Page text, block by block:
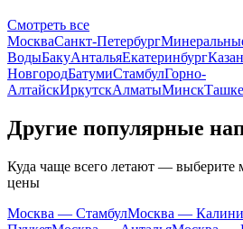
Смотреть все
МоскваСанкт-Петербург
ВодыБакуАнтальяЕкатеринбург
НовгородБатумиСтамбулГорно-
АлтайскИркутскАлматыМинск
Другие популярные
Куда чаще всего летают — выберите
цены
Москва — СтамбулМосква —